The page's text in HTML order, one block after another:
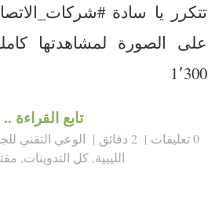
تتكرر يا سادة
على الصورة لمشاهدتها
1٬300
تابع القراءة ..
0 تعليقات 2 دقائق الوعي التقني
الليبية, كل التدوينات,